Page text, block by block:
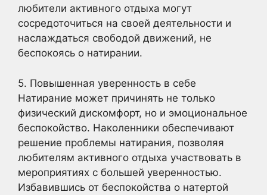
любители активного отдыха могут
сосредоточиться на своей деятельности и
наслаждаться свободой движений, не
беспокоясь о натирании.
5. Повышенная уверенность в себе
Натирание может причинять не только
физический дискомфорт, но и эмоциональное
беспокойство. Наколенники обеспечивают
решение проблемы натирания, позволяя
любителям активного отдыха участвовать в
мероприятиях с большей уверенностью.
Избавившись от беспокойства о натертой